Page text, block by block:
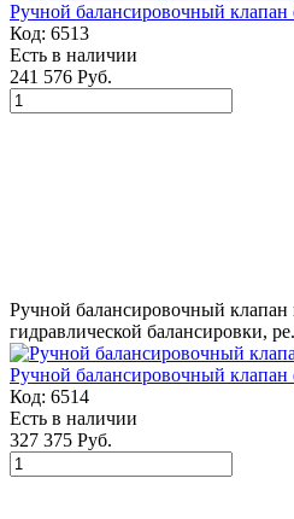
Ручной балансировочный
Код: 6513
Есть в наличии
241 576 Руб.
Ручной балансировочный клапан
гидравлической балансировки,
Ручной балансировочный
Код: 6514
Есть в наличии
327 375 Руб.